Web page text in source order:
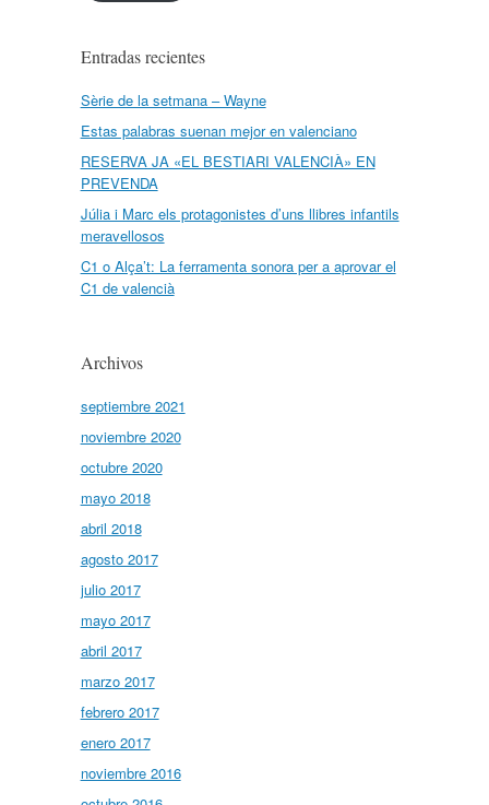
Entradas recientes
Sèrie de la setmana – Wayne
Estas palabras suenan mejor en valenciano
RESERVA JA «EL BESTIARI VALENCIÀ» EN
PREVENDA
Júlia i Marc els protagonistes d’uns llibres infantils
meravellosos
C1 o Alça’t: La ferramenta sonora per a aprovar el
C1 de valencià
Archivos
septiembre 2021
noviembre 2020
octubre 2020
mayo 2018
abril 2018
agosto 2017
julio 2017
mayo 2017
abril 2017
marzo 2017
febrero 2017
enero 2017
noviembre 2016